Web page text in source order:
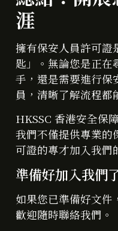
涯
擁有保安人員許可證
匙」。無論您是正在
手，還是需要進行保
員，清晰了解流程都
HKSSC 香港安全保
我們不僅提供專業的
可證的專才加入我們
準備好加入我們
如果您已準備好文件
歡迎隨時聯絡我們。